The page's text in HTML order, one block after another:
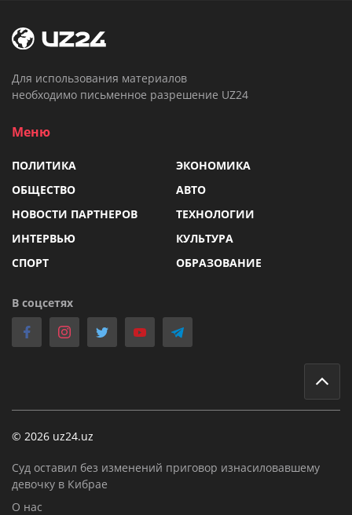
Для использования материалов
необходимо письменное разрешение UZ24
Меню
ПОЛИТИКА
ЭКОНОМИКА
ОБЩЕСТВО
АВТО
НОВОСТИ ПАРТНЕРОВ
ТЕХНОЛОГИИ
ИНТЕРВЬЮ
КУЛЬТУРА
СПОРТ
ОБРАЗОВАНИЕ
В соцсетях
© 2026 uz24.uz
Суд оставил без изменений приговор изнасиловавшему
девочку в Кибрае
О нас